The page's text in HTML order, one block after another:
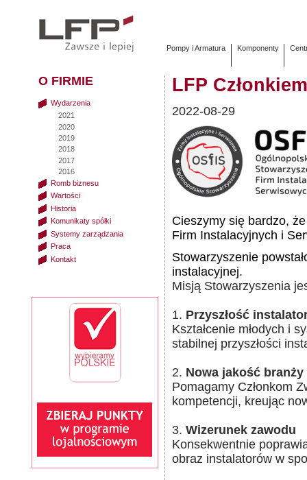
Pompy i Armatura Komponenty
LFP
2022-08-29
Cieszymy się bardzo,
Firm Instalacyjnych i
Stowarzyszenie
instalacyjnej.
Misją Stowarzyszenia
1. Przyszłość
Kształcenie młodych i
stabilnej przyszłości
2. Nowa jakość branży
Pomagamy Członkom
kompetencji, kreując
3. Wizerunek zawodu
Konsekwentnie
obraz instalatorów w
O FIRMIE
Wydarzenia
2021
2020
2019
2018
2017
2016
Romb biznesu
Wartości
Historia
Komunikaty spółki
Systemy zarządzania
Praca
Kontakt